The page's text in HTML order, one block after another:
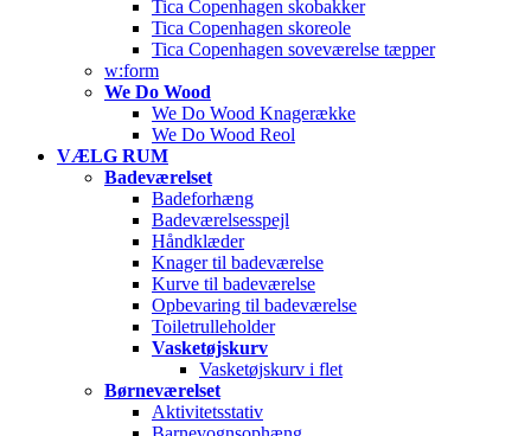
Tica Copenhagen skobakker
Tica Copenhagen skoreole
Tica Copenhagen soveværelse tæpper
w:form
We Do Wood
We Do Wood Knagerække
We Do Wood Reol
VÆLG RUM
Badeværelset
Badeforhæng
Badeværelsesspejl
Håndklæder
Knager til badeværelse
Kurve til badeværelse
Opbevaring til badeværelse
Toiletrulleholder
Vasketøjskurv
Vasketøjskurv i flet
Børneværelset
Aktivitetsstativ